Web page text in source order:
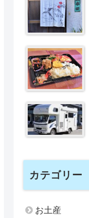
カテゴリー
お土産